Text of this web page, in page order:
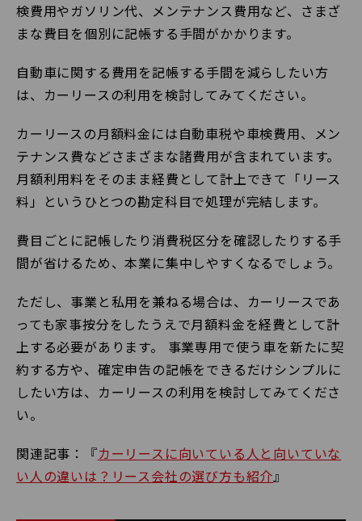
検費用やガソリン代、メンテナンス費用など、さまざ
まな費目を個別に記帳する手間がかかります。
自動車に関する費用を記帳する手間を減らしたい方
は、カーリースの利用を検討してみてください。
カーリースの月額料金には自動車税や車検費用、メン
テナンス費などさまざまな諸費用が含まれています。
月額利用料をそのまま経費として計上できて「リース
料」というひとつの勘定科目で処理が完結します。
費目ごとに記帳したり消費税区分を確認したりする手
間が省けるため、本業に集中しやすくなるでしょう。
ただし、事業と私用を兼ねる場合は、カーリースであ
っても家事按分をしたうえで月額料金を経費として計
上する必要があります。 事業専用で使う車を新たに契
約する方や、確定申告の記帳をできるだけシンプルに
したい方は、カーリースの利用を検討してみてくださ
い。
関連記事：『カーリースに向いている人と向いていな
い人の違いは？リース会社の選び方も紹介』